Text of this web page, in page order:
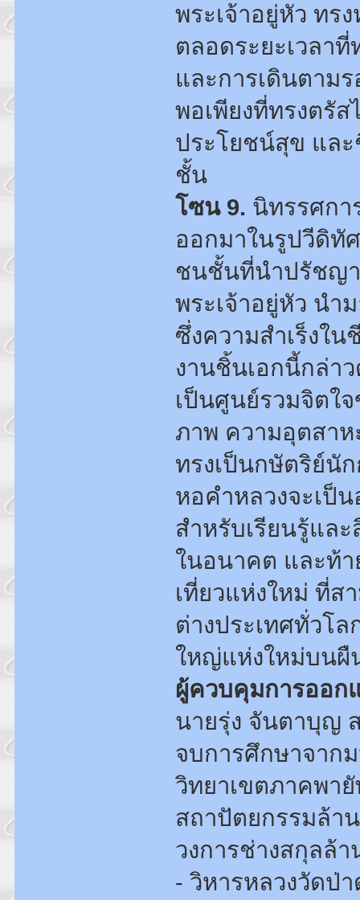
พระเจ้าอยู่หัว ทร
ตลอดระยะเวลา
และการเดินตาม
พอเพียงที่ทรงตรั
ประโยชน์สุข แล
ชั้น
โซน 9. นิทรรศกา
ออกมาในรูปวีดิ
ชนชั้นที่นำปรัชญา
พระเจ้าอยู่หัว นำ
ซึ่งความสำเร็งใ
งานชิ้นเอกนี้กล่า
เป็นศูนย์รวมจิตใ
ภาพ ความอุตสาห
ทรงเป็นกษัตริย์นั
หอคำหลวงจะเป็
สำหรับเรียนรู้แล
ในอนาคต และท้
เที่ยวแห่งใหม่ ที่ส
ต่างประเทศทั่วโ
ใหญ่แห่งใหม่บนผื
ผู้ควบคุมการออก
นายรุ่ง จันตาบุญ
จบการศึกษาจาก
วิทยาเขตภาคพา
สถาปัตยกรรมล้า
วงการช่างสกุลล้
- วิหารหลวงวัดป่